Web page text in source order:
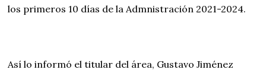
los primeros 10 días de la Admnistración 2021-2024.
Así lo informó el titular del área, Gustavo Jiménez